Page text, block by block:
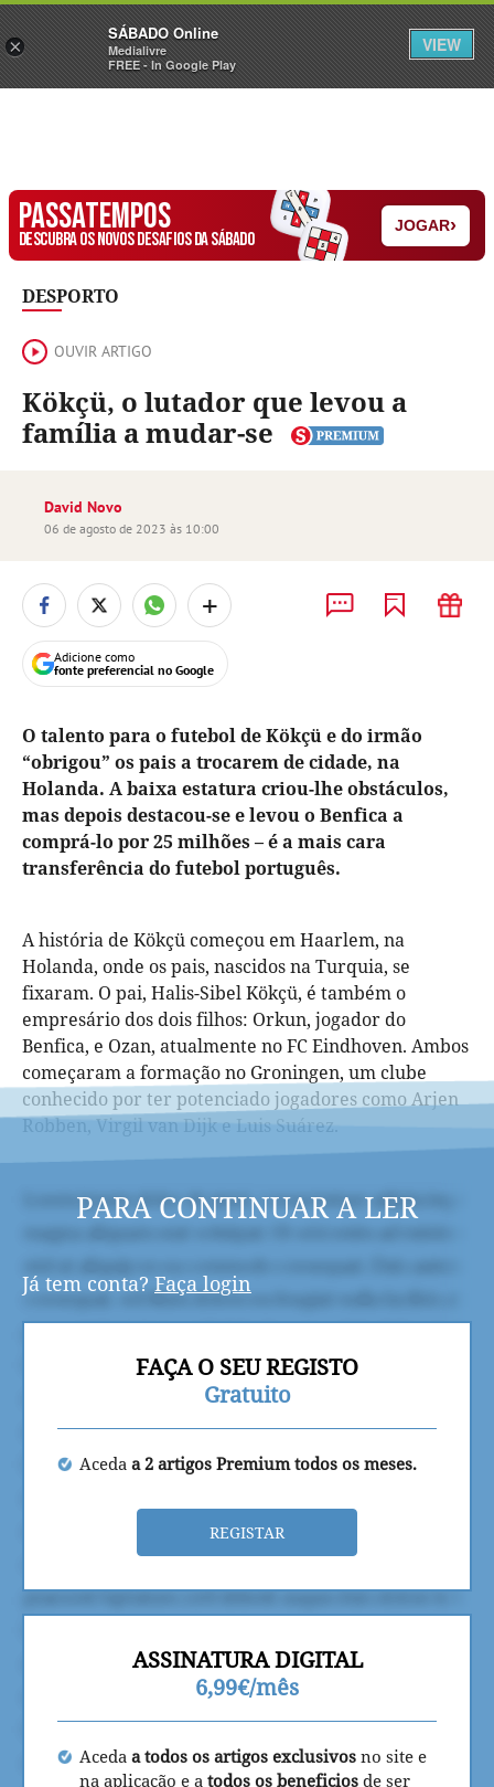
Sábado Assine Iniciar Sessão
PASSATEMPOS
DESCUBRA OS NOVOS DESAFIOS DA SÁBADO
JOGAR›
DESPORTO
OUVIR ARTIGO
Kökçü, o lutador que levou a
família a mudar-se
David Novo
06 de agosto de 2023 às 10:00
+
Adicione como
fonte preferencial no Google
O talento para o futebol de Kökçü e do irmão
“obrigou” os pais a trocarem de cidade, na
Holanda. A baixa estatura criou-lhe obstáculos,
mas depois destacou-se e levou o Benfica a
comprá-lo por 25 milhões – é a mais cara
transferência do futebol português.
A história de Kökçü começou em Haarlem, na
Holanda, onde os pais, nascidos na Turquia, se
fixaram. O pai, Halis-Sibel Kökçü, é também o
empresário dos dois filhos: Orkun, jogador do
Benfica, e Ozan, atualmente no FC Eindhoven. Ambos
começaram a formação no Groningen, um clube
conhecido por ter potenciado jogadores como Arjen
Robben, Virgil van Dijk e Luis Suárez.
PARA CONTINUAR A LER
Já tem conta? Faça login
FAÇA O SEU REGISTO
Gratuito
Aceda a 2 artigos Premium todos os meses.
REGISTAR
ASSINATURA DIGITAL
6,99€/mês
Aceda a todos os artigos exclusivos no site e
na aplicação e a todos os beneficios de ser
×
SÁBADO Online
Medialivre
FREE - In Google Play
VIEW